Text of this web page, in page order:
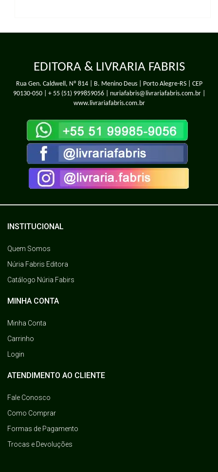
EDITORA & LIVRARIA FABRIS
Rua Gen. Caldwell, Nº 814 | B. Menino Deus | Porto Alegre-RS | CEP
90130-050 | + 55 (51) 999859056| nuriafabris@livrariafabris.com.br |
www.livrariafabris.com.br
INSTITUCIONAL
Quem Somos
Núria Fabris Editora
Catálogo Núria Fabirs
MINHA CONTA
Minha Conta
Carrinho
Login
ATENDIMENTO AO CLIENTE
Fale Conosco
Como Comprar
Formas de Pagamento
Trocas e Devoluções